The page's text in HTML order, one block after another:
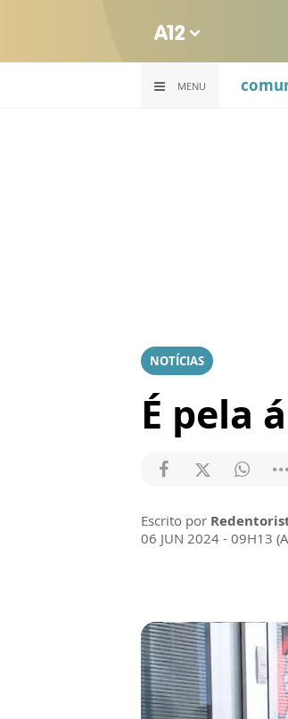
MENU
NOTÍCIAS
É pela
Escrito por
06 JUN 2024 - 09H13